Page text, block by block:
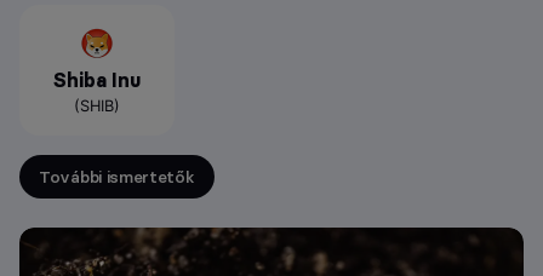
Shiba Inu
(SHIB)
További ismertetők